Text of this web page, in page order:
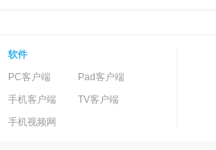
软件
PC客户端
Pad客户端
手机客户端
TV客户端
手机视频网